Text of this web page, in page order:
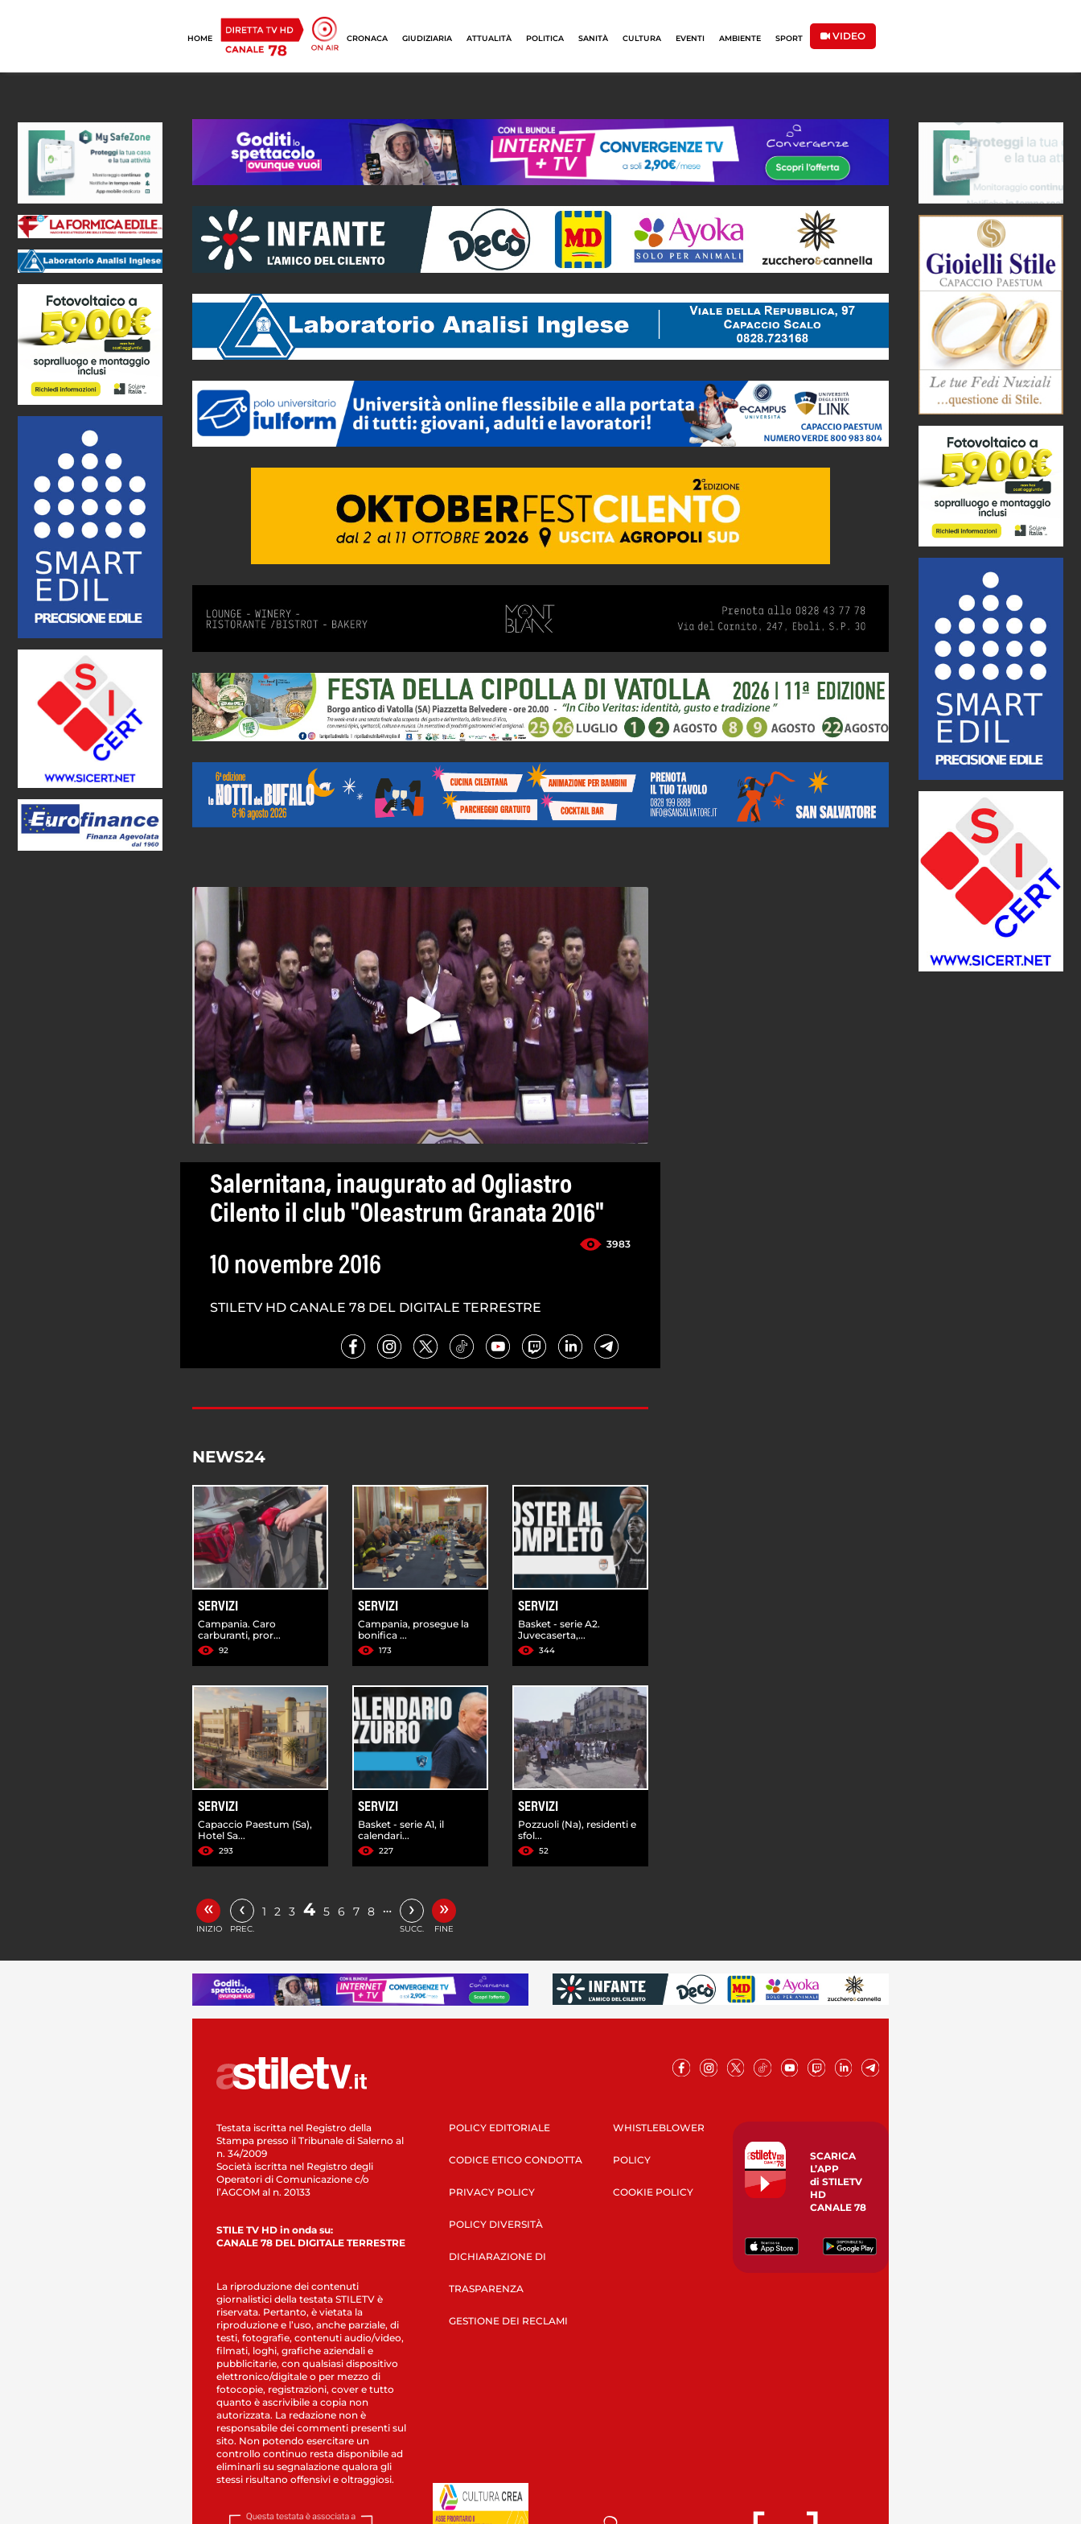
HOME CRONACA GIUDIZIARIA ATTUALITÀ POLITICA SANITÀ CULTURA EVENTI AMBIENTE SPORT VIDEO
Salernitana, inaugurato ad Ogliastro
Cilento il club "Oleastrum Granata 2016"
3983
10 novembre 2016
STILETV HD CANALE 78 DEL DIGITALE TERRESTRE
NEWS24
SERVIZI
Campania. Caro
carburanti, pror...
92
SERVIZI
Campania, prosegue la
bonifica ...
173
SERVIZI
Basket - serie A2.
Juvecaserta,...
344
SERVIZI
Capaccio Paestum (Sa),
Hotel Sa...
293
SERVIZI
Basket - serie A1, il
calendari...
227
SERVIZI
Pozzuoli (Na), residenti e
sfol...
52
«
INIZIO
‹
PREC.
1 2 3 4 5 6 7 8 … ›
SUCC.
»
FINE
Testata iscritta nel Registro della
Stampa presso il Tribunale di Salerno al
n. 34/2009
Società iscritta nel Registro degli
Operatori di Comunicazione c/o
l’AGCOM al n. 20133
STILE TV HD in onda su:
CANALE 78 DEL DIGITALE TERRESTRE
La riproduzione dei contenuti
giornalistici della testata STILETV è
riservata. Pertanto, è vietata la
riproduzione e l’uso, anche parziale, di
testi, fotografie, contenuti audio/video,
filmati, loghi, grafiche aziendali e
pubblicitarie, con qualsiasi dispositivo
elettronico/digitale o per mezzo di
fotocopie, registrazioni, cover e tutto
quanto è ascrivibile a copia non
autorizzata. La redazione non è
responsabile dei commenti presenti sul
sito. Non potendo esercitare un
controllo continuo resta disponibile ad
eliminarli su segnalazione qualora gli
stessi risultano offensivi e oltraggiosi.
POLICY EDITORIALE
CODICE ETICO CONDOTTA
PRIVACY POLICY
POLICY DIVERSITÀ
DICHIARAZIONE DI
TRASPARENZA
GESTIONE DEI RECLAMI
WHISTLEBLOWER
POLICY
COOKIE POLICY
SCARICA
L’APP
di STILETV
HD
CANALE 78